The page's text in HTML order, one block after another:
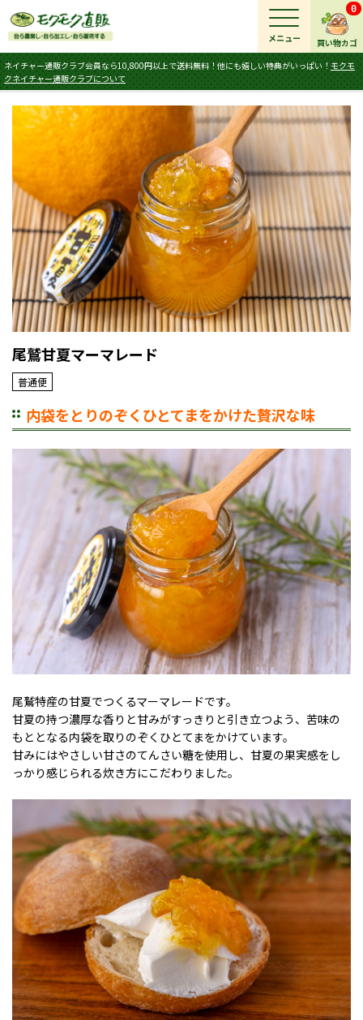
買い物カゴ
0
ネイチャー通販クラブ会員なら10,800円以上で送料無料！他にも嬉しい特典がいっぱい！ モクモ
クネイチャー通販クラブについて
メニュー
尾鷲甘夏マーマレード
普通便
内袋をとりのぞくひとてまをかけた贅沢な味
尾鷲特産の甘夏でつくるマーマレードです。
甘夏の持つ濃厚な香りと甘みがすっきりと引き立つよう、苦味の
もととなる内袋を取りのぞくひとてまをかけています。
甘みにはやさしい甘さのてんさい糖を使用し、甘夏の果実感をし
っかり感じられる炊き方にこだわりました。